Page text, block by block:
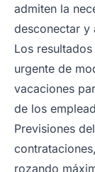
admiten la
desconectar y
Los
urgente de
vacaciones
de los
Previsiones
rozando